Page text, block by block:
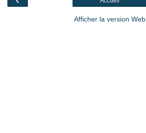
Afficher la version Web